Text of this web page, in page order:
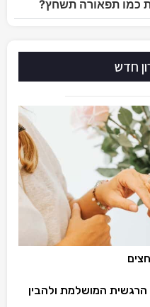
כמו תפאורה תשחץ?
חדש
המושלמת ולהבין